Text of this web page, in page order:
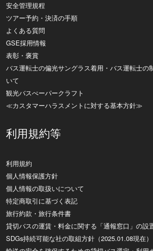
安全管理規程
ツアー予約・決済の手順
よくある質問
GSE採用情報
表彰・褒賞
バス運転士の偏光サングラス着用・バス運転士の
いて
観光バスぺーパークラフト
≪カスタマーハラスメントに対する基本方針≫
利用規約等
利用規約
個人情報保護方針
個人情報の取扱いについて
特定商取引に基づく表記
旅行約款・旅行条件書
貸切バスの運賃・料金に関する「通報窓口」の設
SDGs持続可能な社の取組方針（2025.01.08現在）